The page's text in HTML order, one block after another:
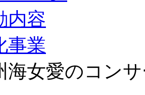
内容
事業
海女愛のコン